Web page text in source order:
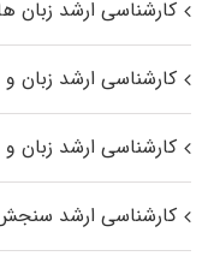
کارشناسی ارشد زبان‌
کارشناسی ارشد زبان و
کارشناسی ارشد زبان
کارشناسی ارشد سنجش